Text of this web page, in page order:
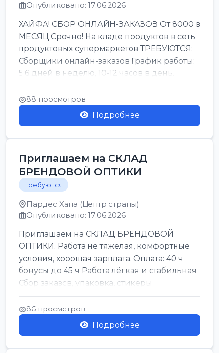
Опубликовано: 17.06.2026
ХАЙФА! СБОР ОНЛАЙН-ЗАКАЗОВ От 8000 в
МЕСЯЦ Срочно! На кладе продуктов в сеть
продуктовых супермаркетов ТРЕБУЮТСЯ:
Сборщики онлайн-заказов График работы:
5 6 дней в неделю, 10-12 часов в день.
Колле ОП...
88 просмотров
Подробнее
Приглашаем на СКЛАД
БРЕНДОВОЙ ОПТИКИ
Требуются
Пардес Хана (Центр страны)
Опубликовано: 17.06.2026
Приглашаем на СКЛАД БРЕНДОВОЙ
ОПТИКИ. Работа не тяжелая, комфортные
условия, хорошая зарплата. Оплата: 40 ч
бонусы до 45 ч Работа лёгкая и стабильная
Сбор заказов, упаковка, стикеры,
сортировка Воскре...
86 просмотров
Подробнее